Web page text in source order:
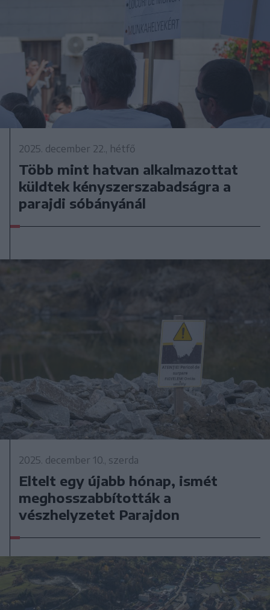
2025. december 22., hétfő
Több mint hatvan alkalmazottat
küldtek kényszerszabadságra a
parajdi sóbányánál
2025. december 10., szerda
Eltelt egy újabb hónap, ismét
meghosszabbították a
vészhelyzetet Parajdon